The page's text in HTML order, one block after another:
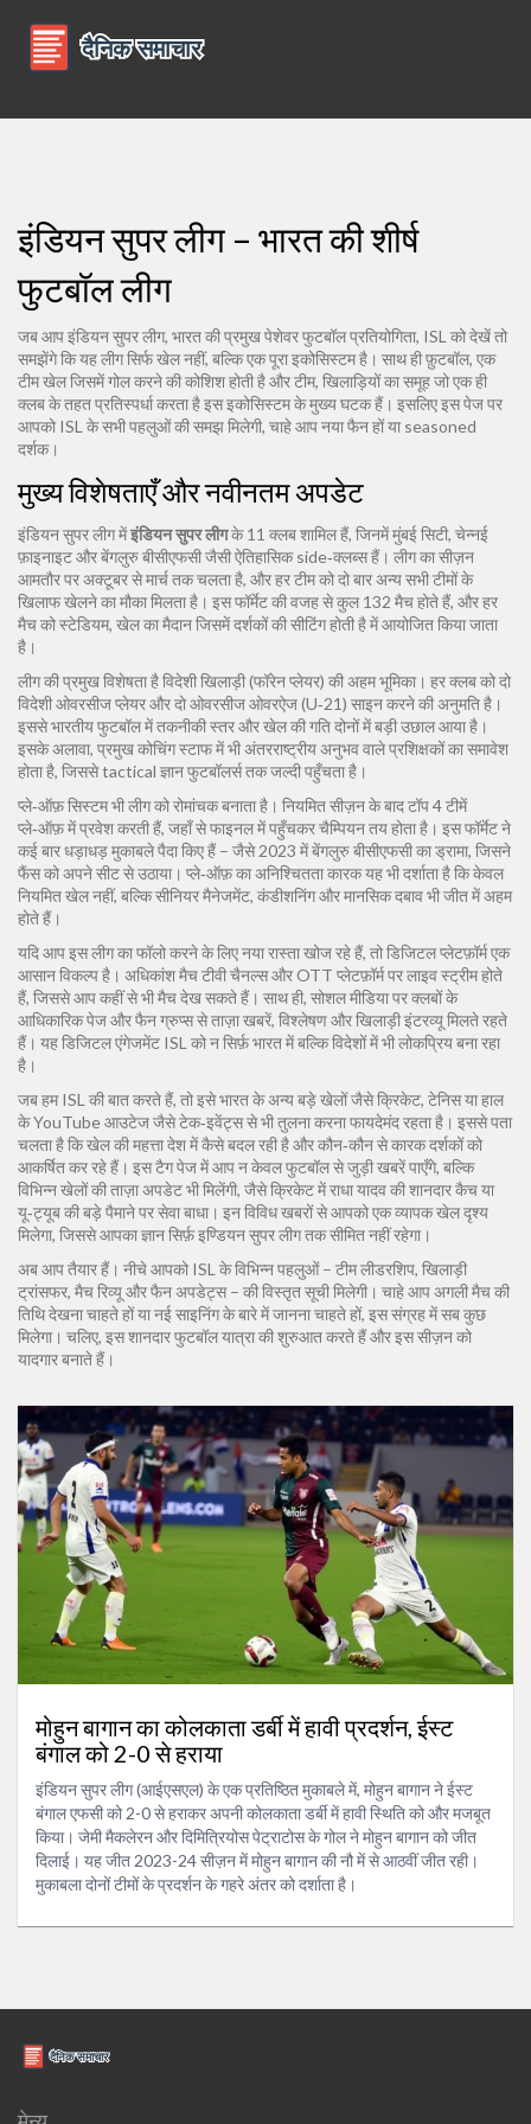
इंडियन सुपर लीग – भारत की शीर्ष
फुटबॉल लीग
जब आपइंडियन सुपर लीग, भारत की प्रमुख पेशेवर फुटबॉल प्रतियोगिता, ISL को देखें तो
समझेंगे कि यह लीग सिर्फ खेल नहीं, बल्कि एक पूरा इकोसिस्टम है। साथ हीफ़ुटबॉल, एक
टीम खेल जिसमें गोल करने की कोशिश होती हैऔरटीम, खिलाड़ियों का समूह जो एक ही
क्लब के तहत प्रतिस्पर्धा करता हैइस इकोसिस्टम के मुख्य घटक हैं। इसलिए इस पेज पर
आपको ISL के सभी पहलुओं की समझ मिलेगी, चाहे आप नया फैन हों या seasoned
दर्शक।
मुख्य विशेषताएँ और नवीनतम अपडेट
इंडियन सुपर लीग मेंइंडियन सुपर लीगके 11 क्लब शामिल हैं, जिनमें मुंबई सिटी, चेन्नई
फ़ाइनाइट और बेंगलुरु बीसीएफसी जैसी ऐतिहासिक side‑क्लब्स हैं। लीग का सीज़न
आमतौर पर अक्टूबर से मार्च तक चलता है, और हर टीम को दो बार अन्य सभी टीमों के
खिलाफ खेलने का मौका मिलता है। इस फॉर्मेट की वजह से कुल 132 मैच होते हैं, और हर
मैच कोस्टेडियम, खेल का मैदान जिसमें दर्शकों की सीटिंग होती हैमें आयोजित किया जाता
है।
लीग की प्रमुख विशेषता है विदेशी खिलाड़ी (फॉरेन प्लेयर) की अहम भूमिका। हर क्लब को दो
विदेशी ओवरसीज प्लेयर और दो ओवरसीज ओवरऐज (U‑21) साइन करने की अनुमति है।
इससे भारतीय फुटबॉल में तकनीकी स्तर और खेल की गति दोनों में बड़ी उछाल आया है।
इसके अलावा, प्रमुख कोचिंग स्टाफ में भी अंतरराष्ट्रीय अनुभव वाले प्रशिक्षकों का समावेश
होता है, जिससे tactical ज्ञान फुटबॉलर्स तक जल्दी पहुँचता है।
प्ले‑ऑफ़ सिस्टम भी लीग को रोमांचक बनाता है। नियमित सीज़न के बाद टॉप 4 टीमें
प्ले‑ऑफ़ में प्रवेश करती हैं, जहाँ से फाइनल में पहुँचकर चैम्पियन तय होता है। इस फॉर्मेट ने
कई बार धड़ाधड़ मुकाबले पैदा किए हैं – जैसे 2023 में बेंगलुरु बीसीएफसी का ड्रामा, जिसने
फैंस को अपने सीट से उठाया। प्ले‑ऑफ़ का अनिश्चितता कारक यह भी दर्शाता है कि केवल
नियमित खेल नहीं, बल्कि सीनियर मैनेजमेंट, कंडीशनिंग और मानसिक दबाव भी जीत में अहम
होते हैं।
यदि आप इस लीग का फॉलो करने के लिए नया रास्ता खोज रहे हैं, तो डिजिटल प्लेटफ़ॉर्म एक
आसान विकल्प है। अधिकांश मैच टीवी चैनल्स और OTT प्लेटफ़ॉर्म पर लाइव स्ट्रीम होते
हैं, जिससे आप कहीं से भी मैच देख सकते हैं। साथ ही, सोशल मीडिया पर क्लबों के
आधिकारिक पेज और फैन ग्रुप्स से ताज़ा खबरें, विश्लेषण और खिलाड़ी इंटरव्यू मिलते रहते
हैं। यह डिजिटल एंगेजमेंट ISL को न सिर्फ़ भारत में बल्कि विदेशों में भी लोकप्रिय बना रहा
है।
जब हम ISL की बात करते हैं, तो इसे भारत के अन्य बड़े खेलों जैसे क्रिकेट, टेनिस या हाल
के YouTube आउटेज जैसे टेक‑इवेंट्स से भी तुलना करना फायदेमंद रहता है। इससे पता
चलता है कि खेल की महत्ता देश में कैसे बदल रही है और कौन‑कौन से कारक दर्शकों को
आकर्षित कर रहे हैं। इस टैग पेज में आप न केवल फुटबॉल से जुड़ी खबरें पाएँगे, बल्कि
विभिन्न खेलों की ताज़ा अपडेट भी मिलेंगी, जैसे क्रिकेट में राधा यादव की शानदार कैच या
यू‑ट्यूब की बड़े पैमाने पर सेवा बाधा। इन विविध खबरों से आपको एक व्यापक खेल दृश्य
मिलेगा, जिससे आपका ज्ञान सिर्फ़ इण्डियन सुपर लीग तक सीमित नहीं रहेगा।
अब आप तैयार हैं। नीचे आपको ISL के विभिन्न पहलुओं – टीम लीडरशिप, खिलाड़ी
ट्रांसफर, मैच रिव्यू और फैन अपडेट्स – की विस्तृत सूची मिलेगी। चाहे आप अगली मैच की
तिथि देखना चाहते हों या नई साइनिंग के बारे में जानना चाहते हों, इस संग्रह में सब कुछ
मिलेगा। चलिए, इस शानदार फुटबॉल यात्रा की शुरुआत करते हैं और इस सीज़न को
यादगार बनाते हैं।
मोहुन बागान का कोलकाता डर्बी में हावी प्रदर्शन, ईस्ट
बंगाल को 2-0 से हराया
इंडियन सुपर लीग (आईएसएल) के एक प्रतिष्ठित मुकाबले में, मोहुन बागान ने ईस्ट
बंगाल एफसी को 2-0 से हराकर अपनी कोलकाता डर्बी में हावी स्थिति को और मजबूत
किया। जेमी मैकलेरन और दिमित्रियोस पेट्राटोस के गोल ने मोहुन बागान को जीत
दिलाई। यह जीत 2023-24 सीज़न में मोहुन बागान की नौ में से आठवीं जीत रही।
मुकाबला दोनों टीमों के प्रदर्शन के गहरे अंतर को दर्शाता है।